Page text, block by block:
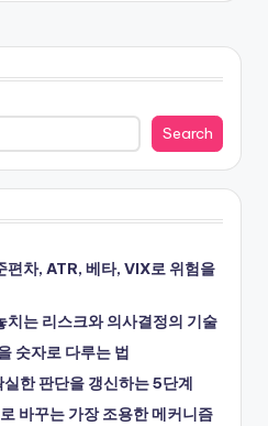
Search
편차, ATR, 베타, VIX로 위험을
치는 리스크와 의사결정의 기술
숫자로 다루는 법
한 판단을 갱신하는 5단계
바꾸는 가장 조용한 메커니즘